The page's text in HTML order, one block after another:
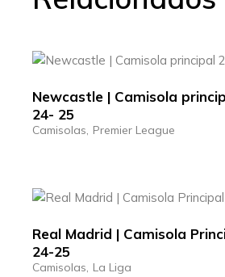
Newcastle | Camisola
24- 25
Camisolas Premier League
Real Madrid | Camisola
24-25
Camisolas La Liga